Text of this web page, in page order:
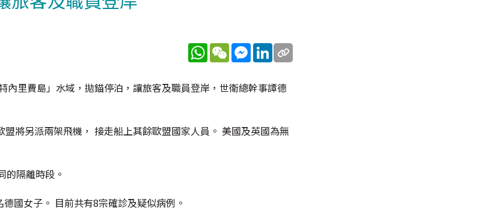
WhatsApp
WeChatMessenger
LinkedIn
里費島」水域，拋錨停泊，讓旅客及職員登岸，世衛總幹事譚德
將另派兩架飛機， 接走船上其餘歐盟國家人員。 美國及英國為無
的隔離時段。
國女子。 目前共有8宗確診及疑似病例。